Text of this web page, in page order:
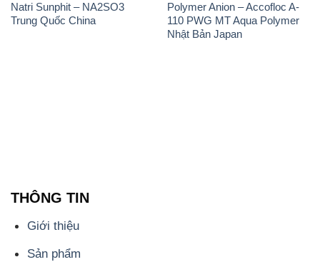
Natri Sunphit – NA2SO3
Trung Quốc China
Polymer Anion – Accofloc A-
110 PWG MT Aqua Polymer
Nhật Bản Japan
THÔNG TIN
Giới thiệu
Sản phẩm